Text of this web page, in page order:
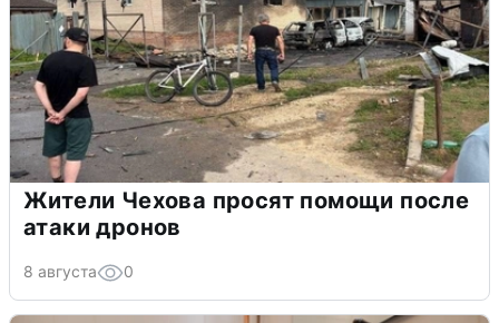
Жители Чехова просят помощи после
атаки дронов
8 августа 0